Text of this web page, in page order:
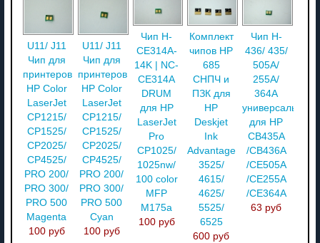
U11/ J11
Чип для
принтеров
HP Color
LaserJet
CP1215/
CP1525/
CP2025/
CP4525/
PRO 200/
PRO 300/
PRO 500
Magenta
100 руб
U11/ J11
Чип для
принтеров
HP Color
LaserJet
CP1215/
CP1525/
CP2025/
CP4525/
PRO 200/
PRO 300/
PRO 500
Cyan
100 руб
Чип H-
CE314A-
14K | NC-
CE314A
DRUM
для HP
LaserJet
Pro
CP1025/
1025nw/
100 color
MFP
M175a
100 руб
Комплект
чипов HP
685
СНПЧ и
ПЗК для
HP
Deskjet
Ink
Advantage
3525/
4615/
4625/
5525/
6525
600 руб
Чип H-
436/ 435/
505A/
255A/
364A
универсальный
для HP
CB435A
/CB436A
/CE505A
/CE255A
/CE364A
63 руб